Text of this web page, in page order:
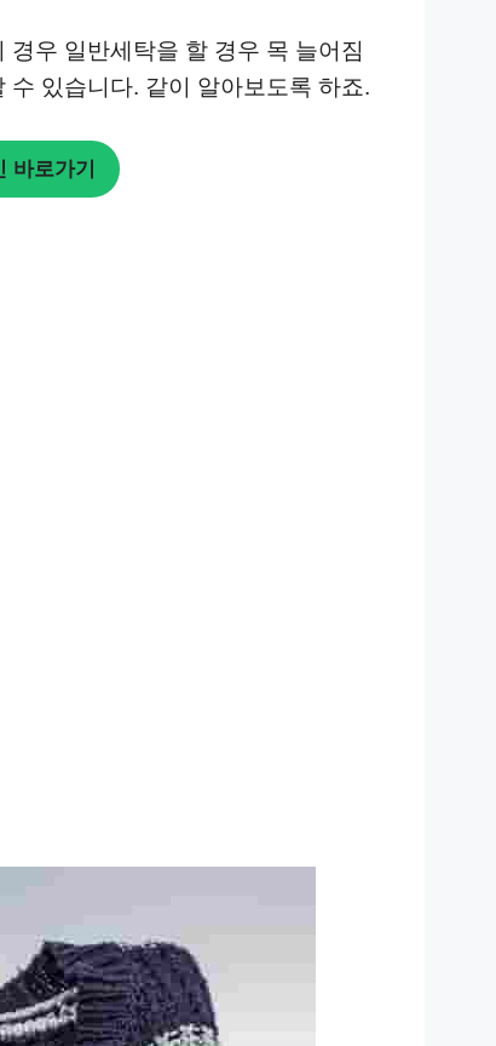
우 일반세탁을 할 경우 목 늘어짐
있습니다. 같이 알아보도록 하죠.
바로가기